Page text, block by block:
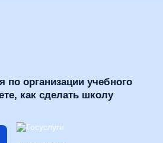
по организации учебного
как сделать школу